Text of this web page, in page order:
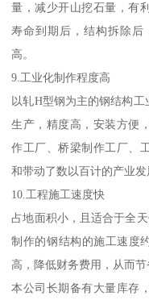
量，减少开山挖石量，有
寿命到期后，结构拆除
高。
9.工业化制作程度高
以轧H型钢为主的钢结构
生产，精度高，安装方便
作工厂、桥梁制作工厂、
和带动了数以百计的产业发
10.工程施工速度快
占地面积小，且适合于全
制作的钢结构的施工速度
高，降低财务费用，从而节
本公司长期备有大量库存